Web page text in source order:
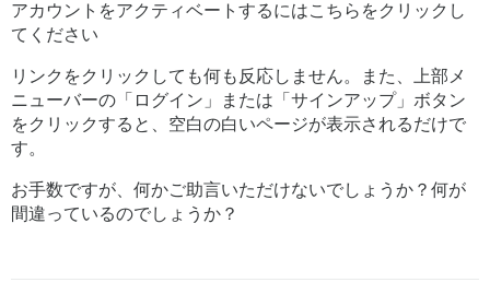
アカウントをアクティベートするにはこちらをクリックし
てください
リンクをクリックしても何も反応しません。また、上部メ
ニューバーの「ログイン」または「サインアップ」ボタン
をクリックすると、空白の白いページが表示されるだけで
す。
お手数ですが、何かご助言いただけないでしょうか？何が
間違っているのでしょうか？